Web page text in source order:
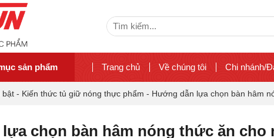
Search
sản phẩm Trang chủ Về chúng tôi Chi nhánh/
bật - Kiến thức tủ giữ nóng thực phẩm - Hướng dẫn lựa chọn bàn hâm
chọn bàn hâm nóng thức ăn cho